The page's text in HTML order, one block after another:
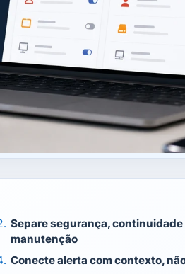
Separe segurança, continuidade
manutenção
Conecte alerta com contexto,